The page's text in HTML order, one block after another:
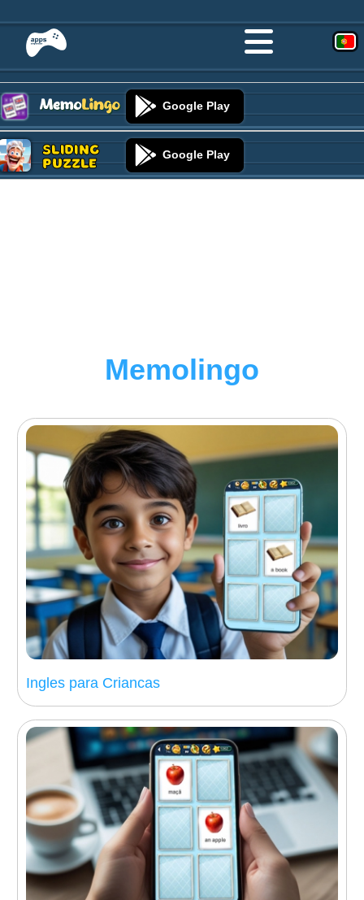
Google Play
Sliding
Puzzle Google Play
Memolingo
Ingles para Criancas